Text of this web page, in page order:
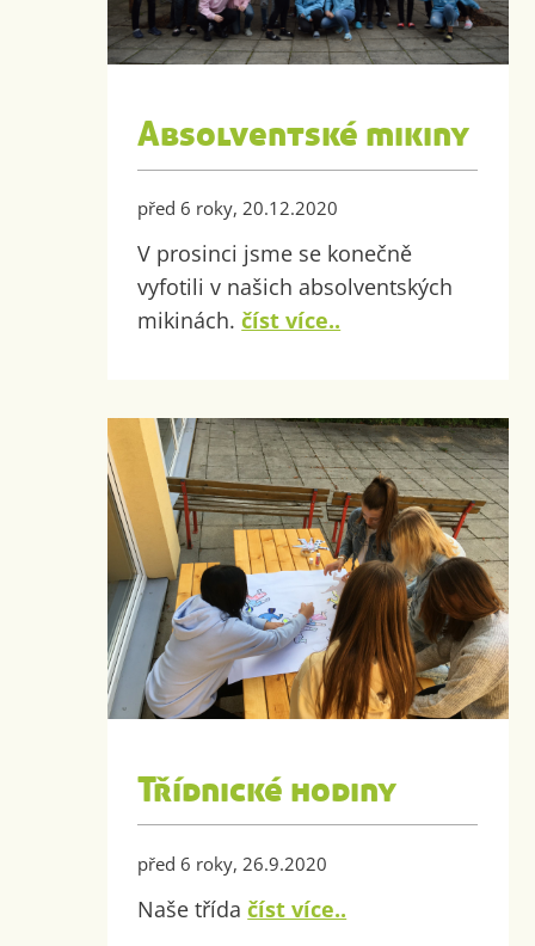
Absolventské mikiny
před 6 roky, 20.12.2020
V prosinci jsme se konečně
vyfotili v našich absolventských
mikinách.číst více..
Třídnické hodiny
před 6 roky, 26.9.2020
Naše třídačíst více..